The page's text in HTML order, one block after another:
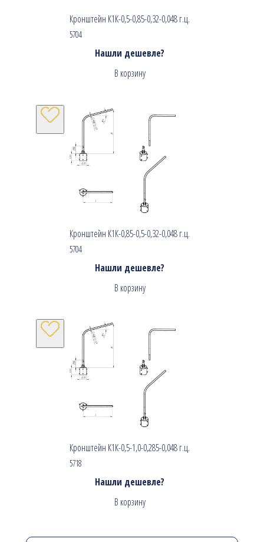
Кронштейн К1К-0,5-0,85-0,32-0,048 г.ц.
5704
Нашли дешевле?
В корзину
Кронштейн К1К-0,85-0,5-0,32-0,048 г.ц.
5704
Нашли дешевле?
В корзину
Кронштейн К1К-0,5-1,0-0,285-0,048 г.ц.
5718
Нашли дешевле?
В корзину